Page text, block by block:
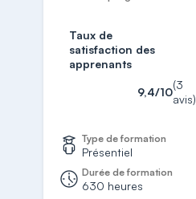
Taux de
satisfaction des
apprenants
9,4/10
(3
avis)
Type de formation
Présentiel
Durée de formation
630 heures